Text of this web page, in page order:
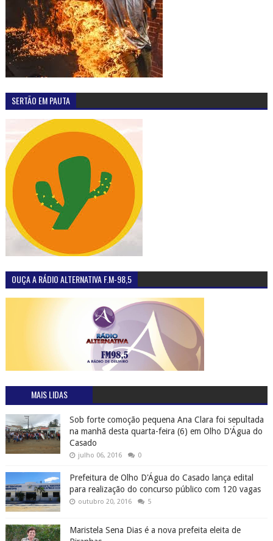
SERTÃO EM PAUTA
OUÇA A RÁDIO ALTERNATIVA F.M-98,5
MAIS LIDAS
Sob forte comoção pequena Ana Clara foi sepultada
na manhã desta quarta-feira (6) em Olho D'Água do
Casado
julho 06, 2016 0
Prefeitura de Olho D'Água do Casado lança edital
para realização do concurso público com 120 vagas
outubro 20, 2016 5
Maristela Sena Dias é a nova prefeita eleita de